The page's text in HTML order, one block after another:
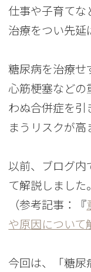
仕事や子育てな
治療をつい先延
糖尿病を治療せ
心筋梗塞などの
わぬ合併症を引
まうリスクが高
以前、ブログ内
て解説しました。
（参考記事：『
や原因について
今回は、「糖尿